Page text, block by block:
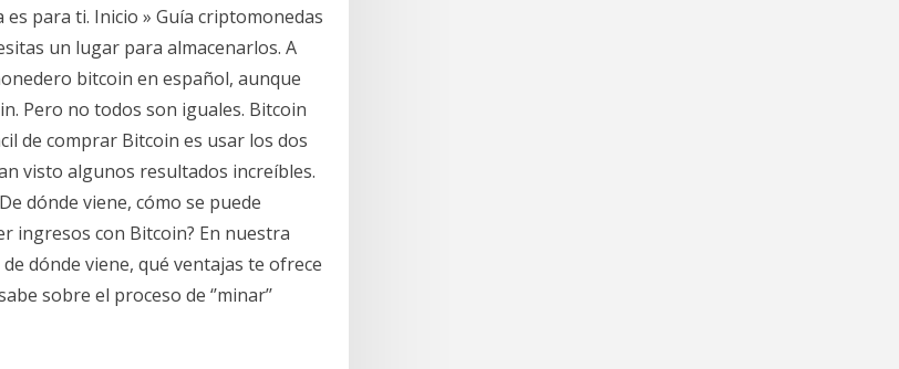
para ti. Inicio » Guía criptomonedas
un lugar para almacenarlos. A
bitcoin en español, aunque
Pero no todos son iguales. Bitcoin
de comprar Bitcoin es usar los dos
visto algunos resultados increíbles.
dónde viene, cómo se puede
ingresos con Bitcoin? En nuestra
dónde viene, qué ventajas te ofrece
sobre el proceso de ‘’minar’’